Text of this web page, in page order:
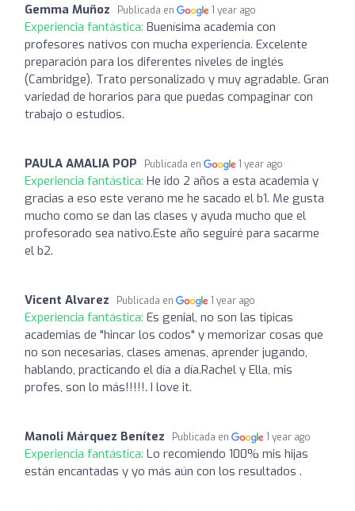
Gemma Muñoz Publicada en 1 year ago
Experiencia fantástica: Buenísima academia con
profesores nativos con mucha experiencia. Excelente
preparación para los diferentes niveles de inglés
(Cambridge). Trato personalizado y muy agradable. Gran
variedad de horarios para que puedas compaginar con
trabajo o estudios.
PAULA AMALIA POP Publicada en 1 year ago
Experiencia fantástica: He ido 2 años a esta academia y
gracias a eso este verano me he sacado el b1. Me gusta
mucho como se dan las clases y ayuda mucho que el
profesorado sea nativo.Este año seguiré para sacarme
el b2.
Vicent Alvarez Publicada en 1 year ago
Experiencia fantástica: Es genial, no son las tipicas
academias de "hincar los codos" y memorizar cosas que
no son necesarias, clases amenas, aprender jugando,
hablando, practicando el día a día.Rachel y Ella, mis
profes, son lo más!!!!!. I love it.
Manoli Márquez Benítez Publicada en 1 year ago
Experiencia fantástica: Lo recomiendo 100% mis hijas
están encantadas y yo más aún con los resultados .